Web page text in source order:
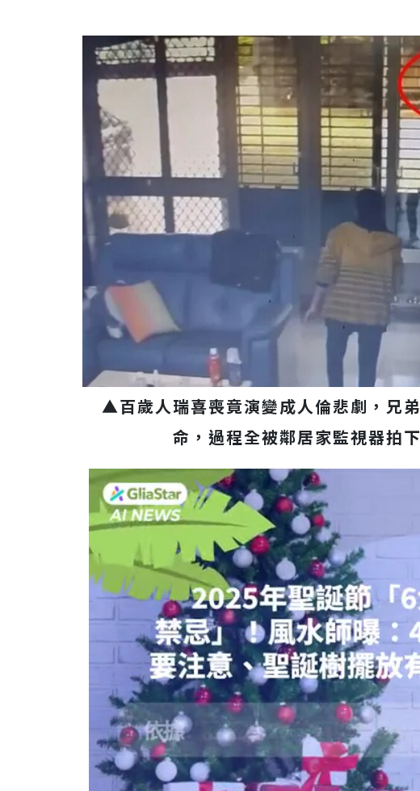
▲百歲人瑞喜喪竟演變成人倫悲劇，兄
命，過程全被鄰居家監視器拍